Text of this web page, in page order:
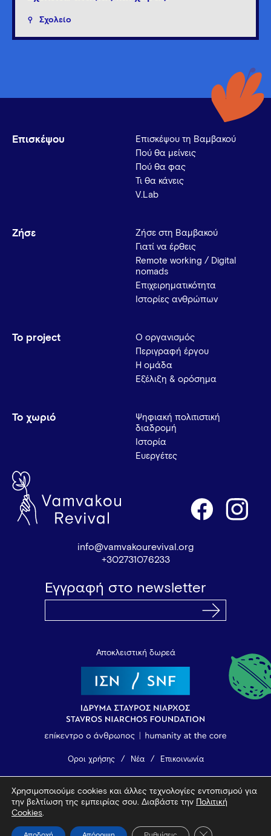
Σχολείο
Επισκέψου
Επισκέψου τη Βαμβακού
Πού θα μείνεις
Πού θα φας
Τι θα κάνεις
V.Lab
Ζήσε
Ζήσε στη Βαμβακού
Γιατί να έρθεις
Remote working / Digital
nomads
Επιχειρηματικότητα
Ιστορίες ανθρώπων
Το project
Ο οργανισμός
Περιγραφή έργου
Η ομάδα
Εξέλιξη & ορόσημα
Το χωριό
Ψηφιακή πολιτιστική
διαδρομή
Ιστορία
Ευεργέτες
info@vamvakourevival.org
+302731076233
Εγγραφή στο newsletter
Αποκλειστική δωρεά
Όροι χρήσης Νέα Επικοινωνία
© 2026 Vamvakou Revival
Χρησιμοποιούμε cookies και άλλες τεχνολογίες εντοπισμού για
την βελτίωση της εμπειρίας σου. Διαβάστε την
Πολιτική
Cookies.
Κλείσιμο του